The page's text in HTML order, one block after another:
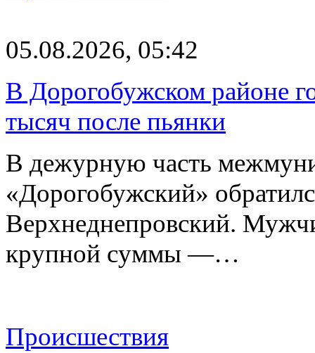
05.08.2026, 05:42
В Дорогобужском районе
тысяч после пьянки
В дежурную часть
«Дорогобужский»
Верхнеднепровский.
крупной суммы —…
Происшествия